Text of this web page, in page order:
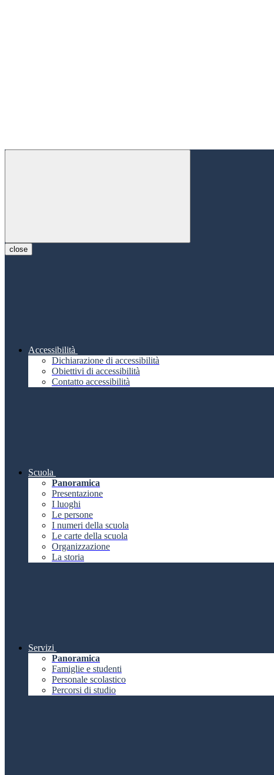
close
Accessibilità
Dichiarazione di accessibilità
Obiettivi di accessibilità
Contatto accessibilità
Scuola
Panoramica
Presentazione
I luoghi
Le persone
I numeri della scuola
Le carte della scuola
Organizzazione
La storia
Servizi
Panoramica
Famiglie e studenti
Personale scolastico
Percorsi di studio